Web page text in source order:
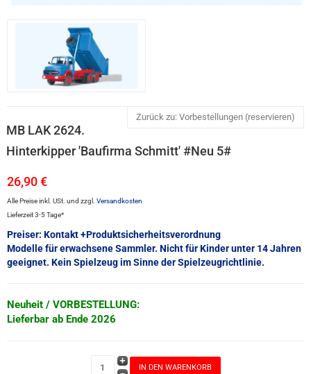
Zurück zu: Vorbestellungen (reservieren)
MB LAK 2624.
Hinterkipper 'Baufirma Schmitt' #Neu 5#
26,90 €
Alle Preise inkl. USt. und zzgl. Versandkosten
Lieferzeit 3-5 Tage*
Preiser: Kontakt +Produktsicherheitsverordnung
Modelle für erwachsene Sammler. Nicht für Kinder unter 14 Jahren
geeignet. Kein Spielzeug im Sinne der Spielzeugrichtlinie.
Neuheit / VORBESTELLUNG:
Lieferbar ab Ende 2026